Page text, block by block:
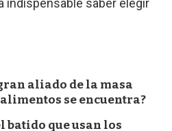
indispensable saber elegir
aliado de la masa
se encuentra?
batido que usan los